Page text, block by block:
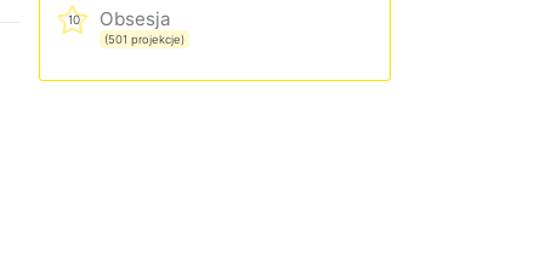
10 Obsesja
(501 projekcje)